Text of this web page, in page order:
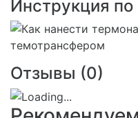
Инструкция
Отзывы (0)